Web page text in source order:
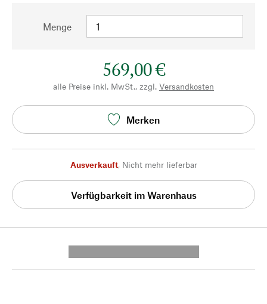
Menge
569,00 €
alle Preise inkl. MwSt., zzgl. Versandkosten
Merken
Ausverkauft, Nicht mehr lieferbar
Verfügbarkeit im Warenhaus